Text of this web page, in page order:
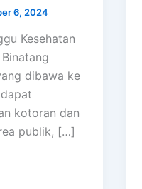
6, 2024
Kesehatan
dibawa ke
kotoran dan
publik, […]